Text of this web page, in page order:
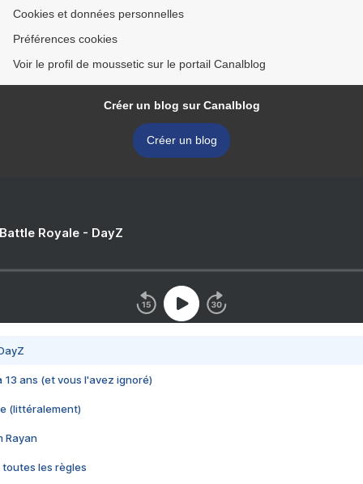
Cookies et données personnelles
Préférences cookies
Voir le profil de moussetic sur le portail Canalblog
Créer un blog sur Canalblog
Créer un blog
Royale - DayZ
13 ans (et vous l'avez ignoré)
(littéralement)
Rayan
toutes les règles